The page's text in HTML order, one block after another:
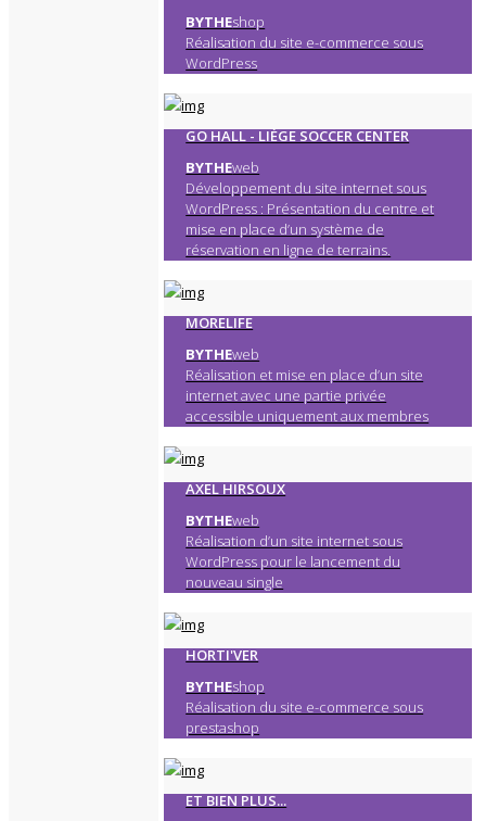
BYTHEshop
Réalisation du site e-commerce sous
WordPress
GO HALL - LIÈGE SOCCER CENTER
BYTHEweb
Développement du site internet sous
WordPress : Présentation du centre et
mise en place d’un système de
réservation en ligne de terrains.
MORELIFE
BYTHEweb
Réalisation et mise en place d’un site
internet avec une partie privée
accessible uniquement aux membres
AXEL HIRSOUX
BYTHEweb
Réalisation d’un site internet sous
WordPress pour le lancement du
nouveau single
HORTI'VER
BYTHEshop
Réalisation du site e-commerce sous
prestashop
ET BIEN PLUS...